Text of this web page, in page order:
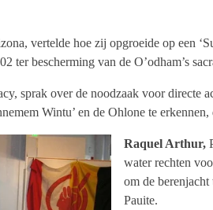
vertelde hoe zij opgroeide op een
ter bescherming van de O’odham’s
sprak over de noodzaak voor directe
Wintu’ en de Ohlone te erkennen,
Raquel Arthur,
water rechten
om de
Pauite.